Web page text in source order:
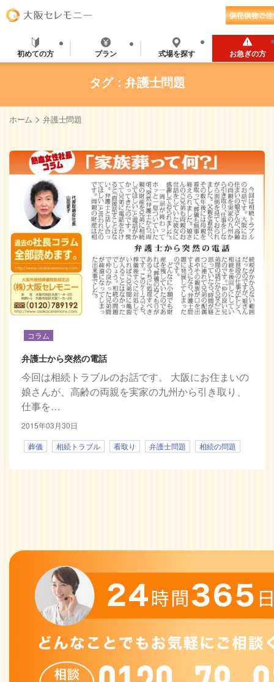
初めての方 プラン 式場を探す お急ぎの方
タグ：弁護士問題
ホーム >弁護士問題
コラム
弁護士から突然の電話
今回は相続トラブルのお話です。 大阪にお住まいの
娘さんが、高齢の両親を実家の九州から引き取り、
仕事を…
2015年03月30日
葬儀
相続トラブル 看取り 弁護士問題 相続の問題